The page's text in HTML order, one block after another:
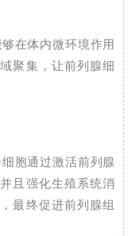
在体内微环境作用
聚集，让前列腺细
胞通过激活前列腺
且强化生殖系统消
最终促进前列腺组